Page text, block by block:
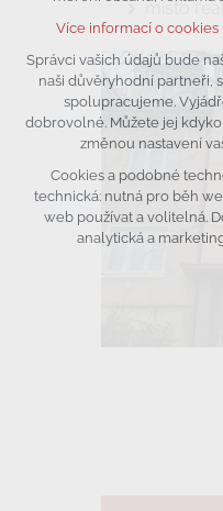
místo
analytická pro
vyhodnocení
marketingová
Více informací o cookies
Přijmout
Odmítnout
Více informací o cookies
Správci vašich údajů bude
naši důvěryhodní partneři,
spolupracujeme.
dobrovolné. Můžete jej
změnou nastavení
Cookies a podobné
technická: nutná pro běh
web používat a volitelná.
analytická a